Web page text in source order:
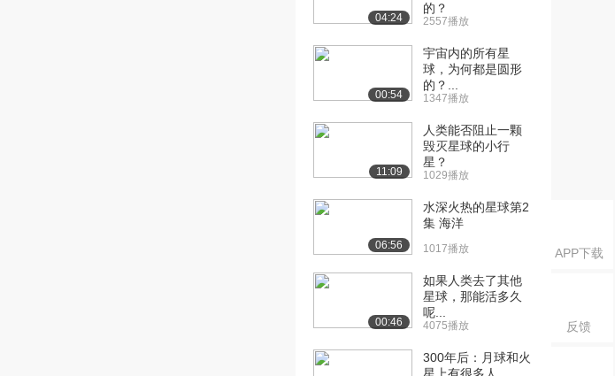
APP下载
反馈
育的起点，英语培...
[17] 如何从“首席打杂官”逆
袭到50亿C...
[18] 如何从“首席打杂官”逆
袭到50亿C...
1194播放
[19] 我是如何创办一家年
1610播放
[20] 我是如何创办一家年
692播放
04:24
的？
2557播放
00:54
宇宙内的所有星
球，为何都是圆形
的？...
1347播放
11:09
人类能否阻止一颗
毁灭星球的小行
星？
1029播放
06:56
水深火热的星球第2
集 海洋
1017播放
00:46
如果人类去了其他
星球，那能活多久
呢...
4075播放
300年后：月球和火